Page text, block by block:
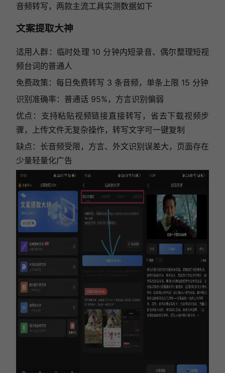
音频转写，两款主流工具实测数据如下
文案提取大神
适用人群：临时处理 10 分钟内短录音、偶尔整理短视
频台词的普通人
免费政策：每日免费转写 3 条音频，单条上限 15 分钟
识别准确率：普通话 95%，方言识别偏弱
优点：支持粘贴视频链接直接转写，省去下载视频步
骤，上传文件无复杂操作，转写文字可一键复制
缺点：长音频受限，方言、外文识别误差大，页面存在
少量轻量化广告